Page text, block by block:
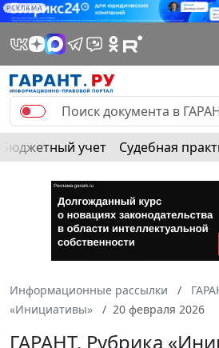
РЕКЛАМА
Бюджетный учет Судебная
Информационные рассылки
«Инициативы»
20 февраля 2026
ГАРАНТ. Рубрика